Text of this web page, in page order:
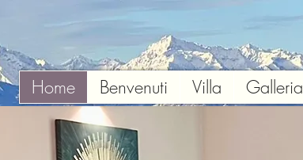
Home Benvenuti Villa Galleria